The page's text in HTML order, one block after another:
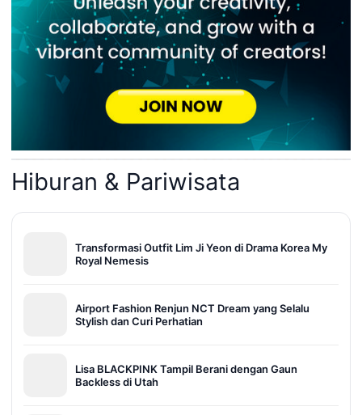
Hiburan & Pariwisata
Transformasi Outfit Lim Ji Yeon di Drama Korea My
Royal Nemesis
Airport Fashion Renjun NCT Dream yang Selalu
Stylish dan Curi Perhatian
Lisa BLACKPINK Tampil Berani dengan Gaun
Backless di Utah